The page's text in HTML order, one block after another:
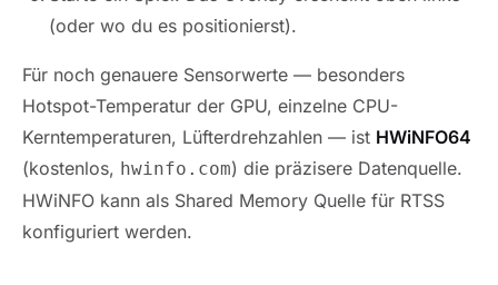
(oder wo du es positionierst).
Für noch genauere Sensorwerte — besonders
Hotspot-Temperatur der GPU, einzelne CPU-
Kerntemperaturen, Lüfterdrehzahlen — ist HWiNFO64
(kostenlos, hwinfo.com) die präzisere Datenquelle.
HWiNFO kann als Shared Memory Quelle für RTSS
konfiguriert werden.